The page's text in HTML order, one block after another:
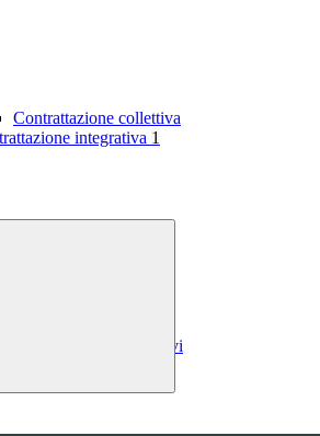
Contrattazione collettiva
integrativa 1
Costi contratti integrativi